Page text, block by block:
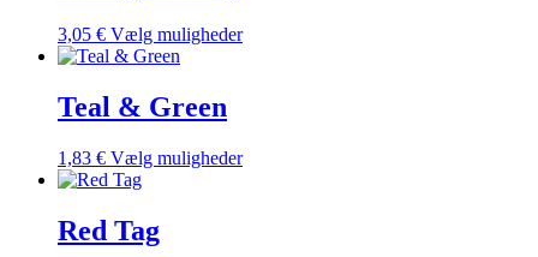
3,05 € Vælg mulighederDette
kan
Teal & Green
1,83 € Vælg mulighederDette
Red Tag